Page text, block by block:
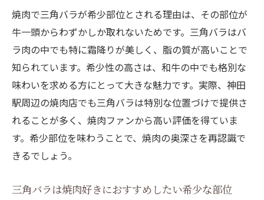
焼肉で三角バラが希少部位とされる理由は、その部位が
牛一頭からわずかしか取れないためです。三角バラはバ
ラ肉の中でも特に霜降りが美しく、脂の質が高いことで
知られています。希少性の高さは、和牛の中でも格別な
味わいを求める方にとって大きな魅力です。実際、神田
駅周辺の焼肉店でも三角バラは特別な位置づけで提供さ
れることが多く、焼肉ファンから高い評価を得ていま
す。希少部位を味わうことで、焼肉の奥深さを再認識で
きるでしょう。
三角バラは焼肉好きにおすすめしたい希少な部位